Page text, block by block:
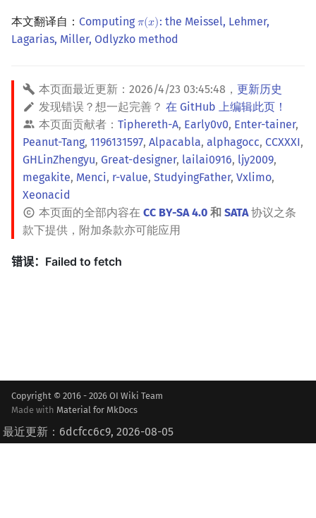
本文翻译自： Computing𝜋(𝑥)
π(x) : the Meissel, Lehmer,
Lagarias, Miller, Odlyzko method
本页面最近更新： 2026/4/23 03:45:48 ， 更新历史
发现错误？想一起完善？ 在 GitHub 上编辑此页！
本页面贡献者： Tiphereth-A, Early0v0, Enter-tainer,
Peanut-Tang, 1196131597, Alpacabla, alphagocc, CCXXXI,
GHLinZhengyu, Great-designer, lailai0916, ljy2009,
megakite, Menci, r-value, StudyingFather, Vxlimo,
Xeonacid
本页面的全部内容在 CC BY-SA 4.0 和 SATA协议之条
款下提供，附加条款亦可能应用
Copyright © 2016 - 2026 OI Wiki Team
Made with Material for MkDocs
最近更新：6dcfcc6c9, 2026-08-05